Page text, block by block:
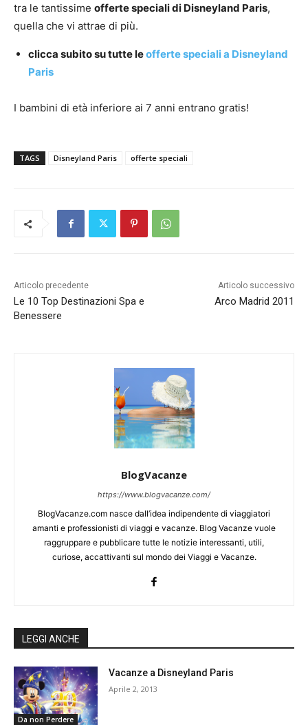
tra le tantissime offerte speciali di Disneyland Paris,
quella che vi attrae di più.
clicca subito su tutte leofferte speciali a Disneyland
Paris
I bambini di età inferiore ai 7 anni entrano gratis!
TAGS Disneyland Paris offerte speciali
Articolo precedente
Le 10 Top Destinazioni Spa e
Benessere
Articolo successivo
Arco Madrid 2011
BlogVacanze
https://www.blogvacanze.com/
BlogVacanze.com nasce dall’idea indipendente di viaggiatori
amanti e professionisti di viaggi e vacanze. Blog Vacanze vuole
raggruppare e pubblicare tutte le notizie interessanti, utili,
curiose, accattivanti sul mondo dei Viaggi e Vacanze.
LEGGI ANCHE
Da non Perdere
Vacanze a Disneyland Paris
Aprile 2, 2013